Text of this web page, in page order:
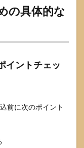
の具体的な
イントチェッ
前に次のポイント